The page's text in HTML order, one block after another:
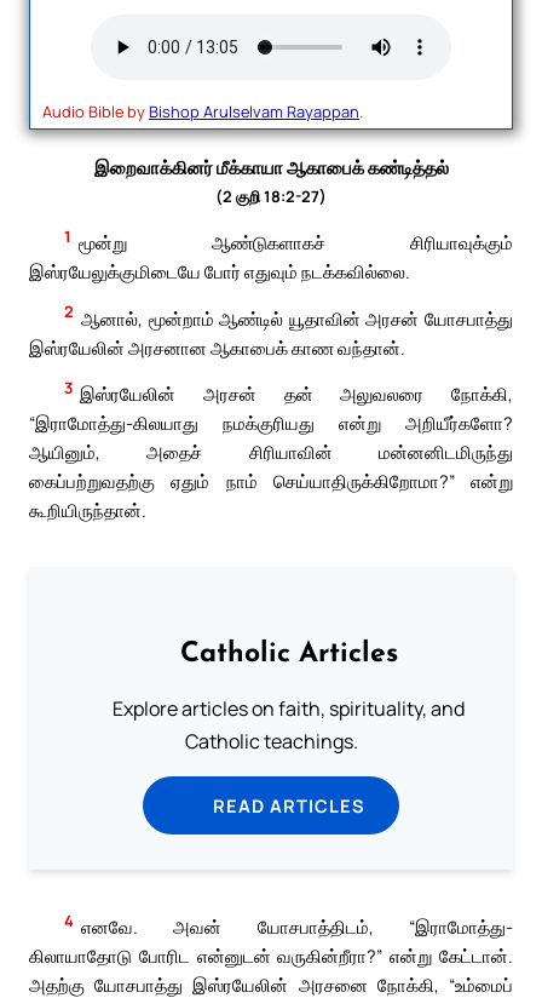
Audio Bible byBishop Arulselvam Rayappan.
இறைவாக்கினர் மீக்காயா ஆகாபைக் கண்டித்தல்
(2 குறி 18:2-27)
1 மூன்று ஆண்டுகளாகச் சிரியாவுக்கும்
இஸ்ரயேலுக்குமிடையே போர் எதுவும் நடக்கவில்லை.
2 ஆனால், மூன்றாம் ஆண்டில் யூதாவின் அரசன் யோசபாத்து
இஸ்ரயேலின் அரசனான ஆகாபைக் காண வந்தான்.
3 இஸ்ரயேலின் அரசன் தன் அலுவலரை நோக்கி,
“இராமோத்து-கிலயாது நமக்குரியது என்று அறியீர்களோ?
ஆயினும், அதைச் சிரியாவின் மன்னனிடமிருந்து
கைப்பற்றுவதற்கு ஏதும் நாம் செய்யாதிருக்கிறோமா?” என்று
கூறியிருந்தான்.
Catholic Articles
Explore articles on faith, spirituality, and
Catholic teachings.
READ ARTICLES
4 எனவே. அவன் யோசபாத்திடம், “இராமோத்து-
கிலாயாதோடு போரிட என்னுடன் வருகின்றீரா?” என்று கேட்டான்.
அதற்கு யோசபாத்து இஸ்ரயேலின் அரசனை நோக்கி, “உம்மைப்